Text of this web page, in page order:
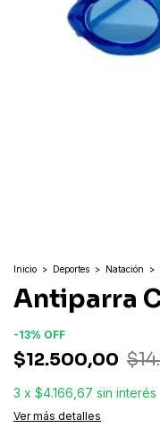
Inicio > Deportes > Natación >
Antiparra
-13% OFF
$12.500,00
3 x $4.166,67 sin interés
Ver más detalles